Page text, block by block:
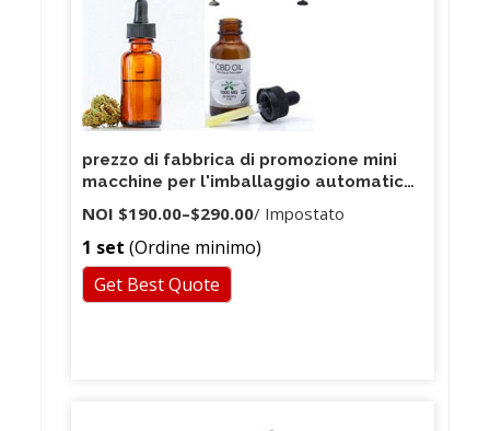
prezzo di fabbrica di promozione mini
macchine per l'imballaggio automatico
NOI $190.00–$290.00/ Impostato
1 set (Ordine minimo)
Get Best Quote